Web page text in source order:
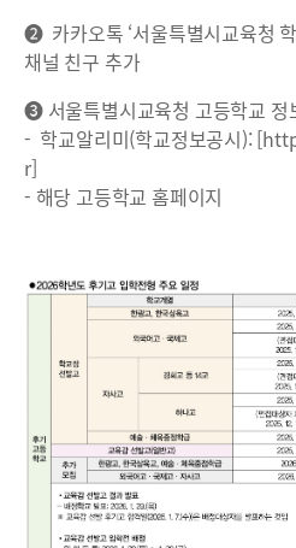
❷ 카카오톡 ‘서울특별시교육청
채널 친구 추가
❸ 서울특별시교육청 고등학교 정
- 학교알리미(학교정보공시):
r]
- 해당 고등학교 홈페이지